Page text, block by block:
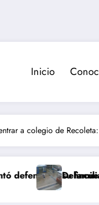
Inicio
a colegio de
familia durante
Delincuente es